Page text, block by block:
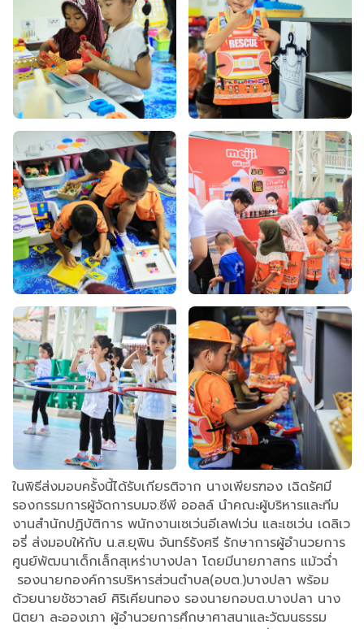
ในพิธีส่งมอบครั้งนี้ได้รับเกียรติจาก นางเพียรฑอง เฉิดรัศมี
รองกรรมการผู้จัดการบมจ.ซีพี ออลล์ นำคณะผู้บริหารและทีม
งานสำนักปฏิบัติการ พนักงานเซเว่นอีเลฟเว่น และเซเว่น เดลิเว
อรี่ ส่งมอบให้กับ น.ส.ยุพิน จันทร์รังศรี รักษาการผู้อำนวยการ
ศูนย์พัฒนาเด็กเล็กสุเหร่าบางปลา โดยมีนายภาสกร แม้วฉ่ำ
รองนายกองค์การบริหารส่วนตำบล(อบต.)บางปลา พร้อม
ด้วยนายชัชวาลย์ ศิริเคียนทอง รองนายกอบต.บางปลา นาง
นิตยา ละอองเภา ผู้อำนวยการศึกษาศาสนาและวัฒนธรรม